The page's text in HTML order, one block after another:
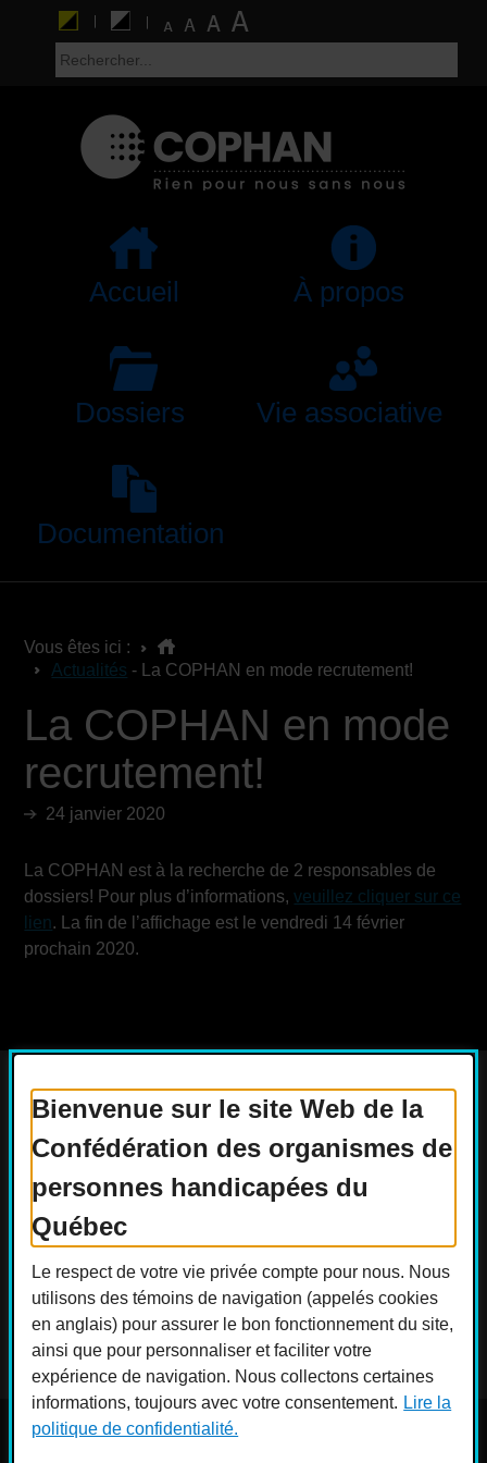
Bienvenue sur le site Web de la
Confédération des organismes de
personnes handicapées du
Québec
Le respect de votre vie privée compte pour nous. Nous
utilisons des témoins de navigation (appelés cookies
en anglais) pour assurer le bon fonctionnement du site,
ainsi que pour personnaliser et faciliter votre
expérience de navigation. Nous collectons certaines
informations, toujours avec votre consentement. Lire la
politique de confidentialité.
Accueil À propos
Dossiers Vie associative
Documentation
Vous êtes ici :
Actualités - La COPHAN en mode recrutement!
La COPHAN en mode
recrutement!
24 janvier 2020
La COPHAN est à la recherche de 2 responsables de
dossiers! Pour plus d’informations,veuillez cliquer sur ce
lien. La fin de l’affichage est le vendredi 14 février
prochain 2020.
Actualités
Devenir membre
Nous joindre
Nous recrutons
Guide sur l’accessibilité universelle
FAQ